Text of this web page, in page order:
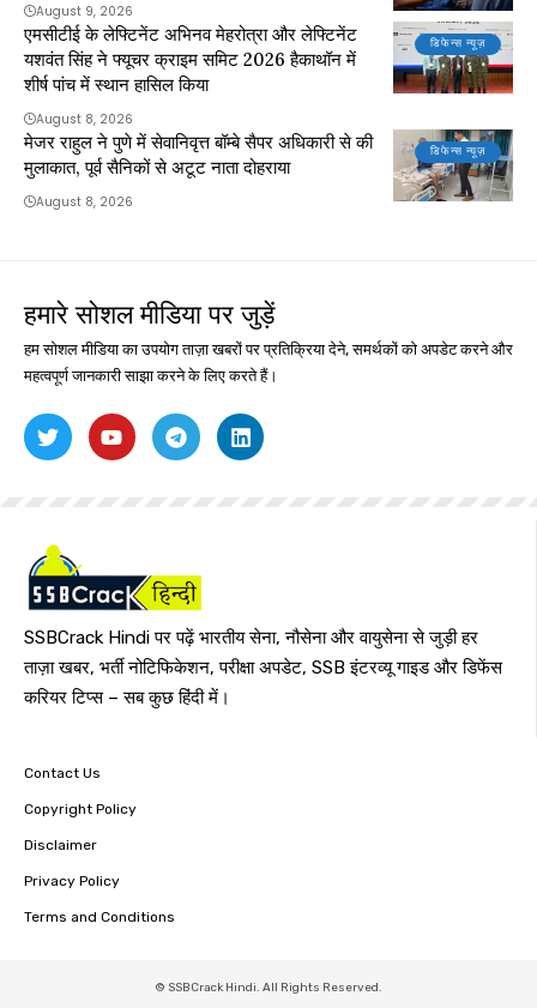
August 9, 2026
डिफेन्स न्यूज़
एमसीटीई के लेफ्टिनेंट अभिनव मेहरोत्रा और लेफ्टिनेंट
यशवंत सिंह ने फ्यूचर क्राइम समिट 2026 हैकाथॉन में
शीर्ष पांच में स्थान हासिल किया
August 8, 2026
डिफेन्स न्यूज़
मेजर राहुल ने पुणे में सेवानिवृत्त बॉम्बे सैपर अधिकारी से की
मुलाकात, पूर्व सैनिकों से अटूट नाता दोहराया
August 8, 2026
हमारे सोशल मीडिया पर जुड़ें
हम सोशल मीडिया का उपयोग ताज़ा खबरों पर प्रतिक्रिया देने, समर्थकों को अपडेट करने और
महत्वपूर्ण जानकारी साझा करने के लिए करते हैं।
SSBCrack Hindi पर पढ़ें भारतीय सेना, नौसेना और वायुसेना से जुड़ी हर
ताज़ा खबर, भर्ती नोटिफिकेशन, परीक्षा अपडेट, SSB इंटरव्यू गाइड और डिफेंस
करियर टिप्स – सब कुछ हिंदी में।
Contact Us
Copyright Policy
Disclaimer
Privacy Policy
Terms and Conditions
© SSBCrack Hindi. All Rights Reserved.